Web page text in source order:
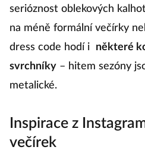
serióznost oblekových
na méně formální večírky
dress code hodí i
některé
svrchníky – hitem sezóny
metalické.
Inspirace z
večírek